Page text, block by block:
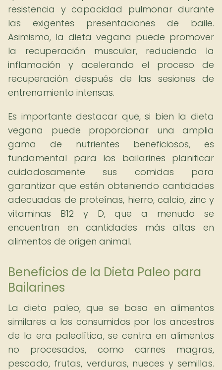
resistencia y capacidad pulmonar durante
las exigentes presentaciones de baile.
Asimismo, la dieta vegana puede promover
la recuperación muscular, reduciendo la
inflamación y acelerando el proceso de
recuperación después de las sesiones de
entrenamiento intensas.
Es importante destacar que, si bien la dieta
vegana puede proporcionar una amplia
gama de nutrientes beneficiosos, es
fundamental para los bailarines planificar
cuidadosamente sus comidas para
garantizar que estén obteniendo cantidades
adecuadas de proteínas, hierro, calcio, zinc y
vitaminas B12 y D, que a menudo se
encuentran en cantidades más altas en
alimentos de origen animal.
Beneficios de la Dieta Paleo para
Bailarines
La dieta paleo, que se basa en alimentos
similares a los consumidos por los ancestros
de la era paleolítica, se centra en alimentos
no procesados, como carnes magras,
pescado, frutas, verduras, nueces y semillas.